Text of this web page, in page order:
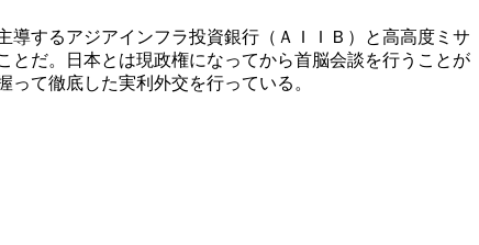
するアジアインフラ投資銀行（ＡＩＩＢ）と高高度ミサ
だ。日本とは現政権になってから首脳会談を行うことが
て徹底した実利外交を行っている。